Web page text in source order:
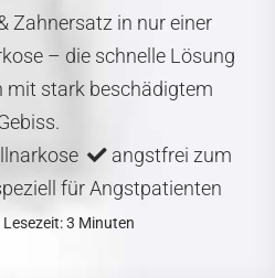
Zahnersatz in nur einer
– die schnelle Lösung
mit stark beschädigtem
angstfrei zum
für Angstpatienten
3 Minuten